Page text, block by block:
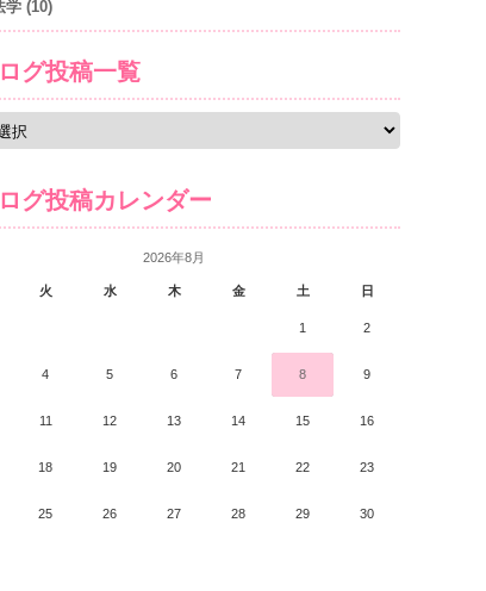
学 (10)
グ投稿一覧
グ投稿カレンダー
2026年8月
火 水 木 金 土 日
1 2
4 5 6 7 8 9
11 12 13 14 15 16
18 19 20 21 22 23
25 26 27 28 29 30